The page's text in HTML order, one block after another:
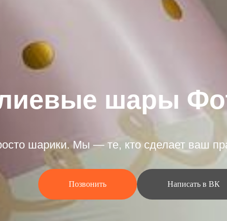
шары
шарики. Мы — те, кто сделает ваш
Позвонить Написать в ВК